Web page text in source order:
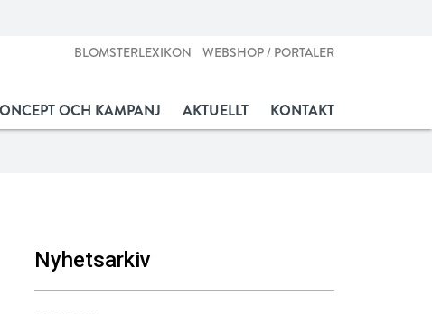
BLOMSTERLEXIKON WEBSHOP / PORTALER
OCH KAMPANJ AKTUELLT KONTAKT
Nyhetsarkiv